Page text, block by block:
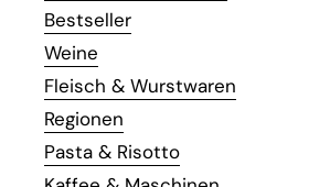
Bestseller
Weine
Fleisch & Wurstwaren
Regionen
Pasta & Risotto